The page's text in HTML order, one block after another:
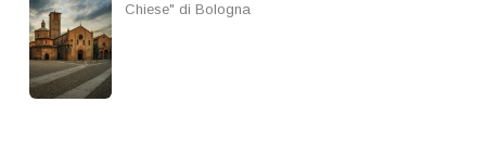
Chiese" di Bologna